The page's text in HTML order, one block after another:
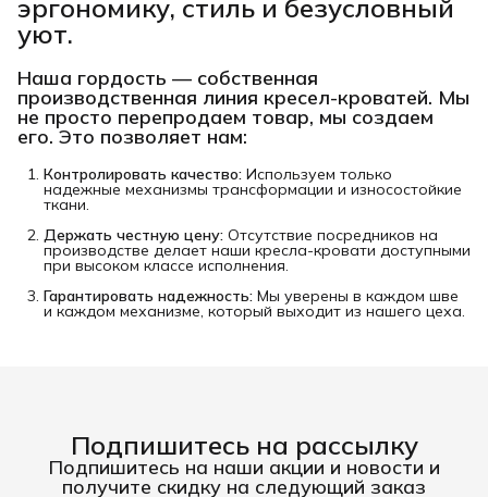
эргономику, стиль и безусловный
уют.
Наша гордость — собственная
производственная линия кресел-кроватей. Мы
не просто перепродаем товар, мы создаем
его. Это позволяет нам:
Контролировать качество: Используем только
надежные механизмы трансформации и износостойкие
ткани.
Держать честную цену: Отсутствие посредников на
производстве делает наши кресла-кровати доступными
при высоком классе исполнения.
Гарантировать надежность: Мы уверены в каждом шве
и каждом механизме, который выходит из нашего цеха.
Подпишитесь на рассылку
Подпишитесь на наши акции и новости и
получите скидку на следующий заказ